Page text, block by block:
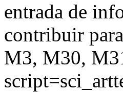
entrada de
contribuir
M3, M30,